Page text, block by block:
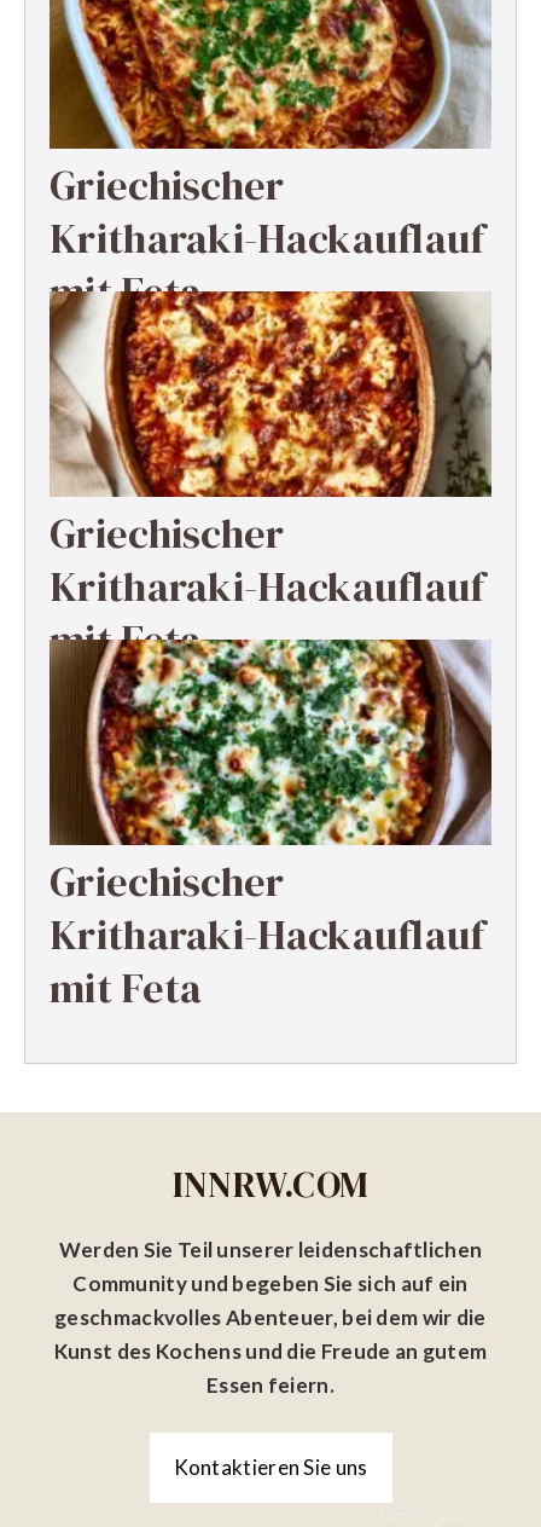
Griechischer
Kritharaki-Hackauflauf
mit Feta
Griechischer
Kritharaki-Hackauflauf
mit Feta
Griechischer
Kritharaki-Hackauflauf
mit Feta
INNRW.COM
Werden Sie Teil unserer leidenschaftlichen
Community und begeben Sie sich auf ein
geschmackvolles Abenteuer, bei dem wir die
Kunst des Kochens und die Freude an gutem
Essen feiern.
Kontaktieren Sie uns